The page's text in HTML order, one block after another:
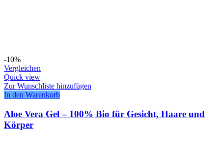
-10%
Vergleichen
Quick view
Zur Wunschliste hinzufügen
In den Warenkorb
Aloe Vera Gel – 100% Bio für Gesicht, Haare und
Körper